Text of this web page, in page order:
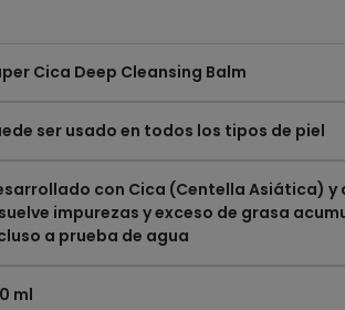
Cica Deep Cleansing Balm
ser usado en todos los tipos de piel
con Cica (Centella Asiática)
impurezas y exceso de grasa
a prueba de agua
ml